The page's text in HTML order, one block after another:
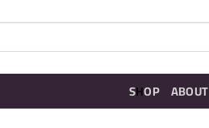
SHOP ABOUT